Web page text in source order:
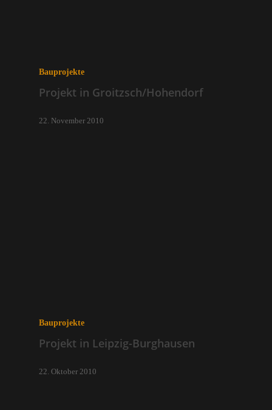
Bauprojekte
Projekt in Groitzsch/Hohendorf
22. November 2010
Bauprojekte
Projekt in Leipzig-Burghausen
22. Oktober 2010